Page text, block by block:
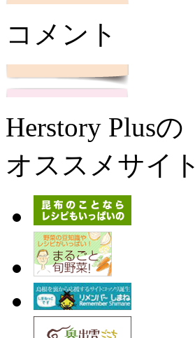
コメント
Herstory Plusの
オススメサイト